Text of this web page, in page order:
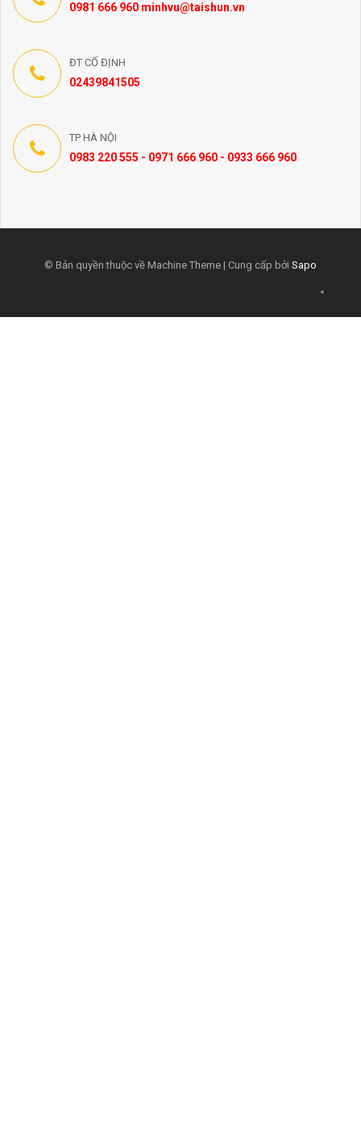
0981 666 960 minhvu@taishun.vn
ĐT CỐ ĐỊNH
02439841505
TP HÀ NỘI
0983 220 555 - 0971 666 960 - 0933 666 960
© Bản quyền thuộc về Machine Theme | Cung cấp bởi Sapo